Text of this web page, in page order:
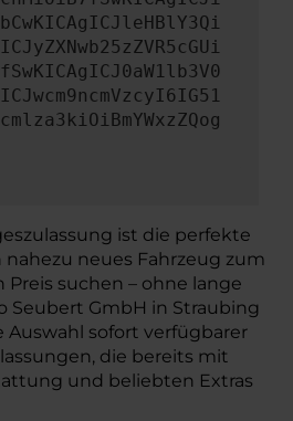
ist die perfekte
nahezu neues Fahrzeug zum
suchen – ohne lange
Seubert GmbH in Straubing
Auswahl sofort verfügbarer
die bereits mit
und beliebten Extras